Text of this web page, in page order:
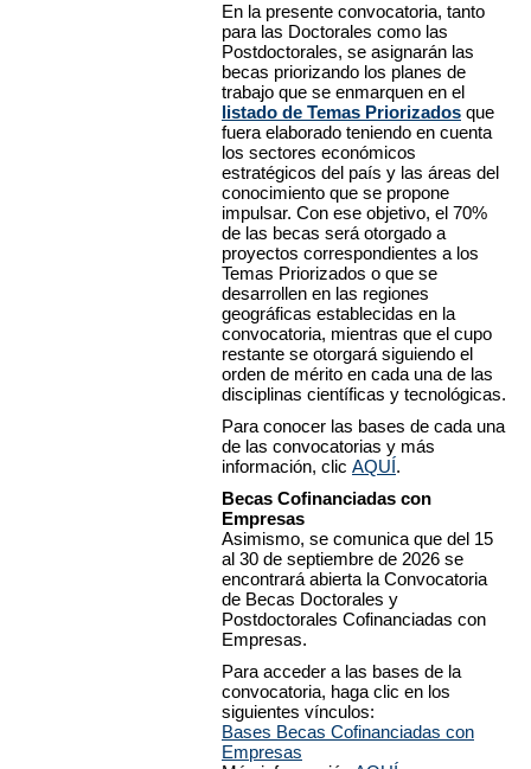
En la presente convocatoria, tanto
para las Doctorales como las
Postdoctorales, se asignarán las
becas priorizando los planes de
trabajo que se enmarquen en el
listado de Temas Priorizados que
fuera elaborado teniendo en cuenta
los sectores económicos
estratégicos del país y las áreas del
conocimiento que se propone
impulsar. Con ese objetivo, el 70%
de las becas será otorgado a
proyectos correspondientes a los
Temas Priorizados o que se
desarrollen en las regiones
geográficas establecidas en la
convocatoria, mientras que el cupo
restante se otorgará siguiendo el
orden de mérito en cada una de las
disciplinas científicas y tecnológicas.
Para conocer las bases de cada una
de las convocatorias y más
información, clic AQUÍ.
Becas Cofinanciadas con
Empresas
Asimismo, se comunica que del 15
al 30 de septiembre de 2026 se
encontrará abierta la Convocatoria
de Becas Doctorales y
Postdoctorales Cofinanciadas con
Empresas.
Para acceder a las bases de la
convocatoria, haga clic en los
siguientes vínculos:
Bases Becas Cofinanciadas con
Empresas